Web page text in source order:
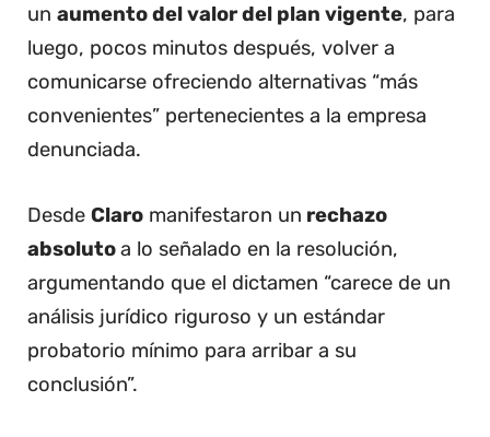
un aumento del valor del plan vigente, para
luego, pocos minutos después, volver a
comunicarse ofreciendo alternativas “más
convenientes” pertenecientes a la empresa
denunciada.
Desde Claro manifestaron un rechazo
absolutoa lo señalado en la resolución,
argumentando que el dictamen “carece de un
análisis jurídico riguroso y un estándar
probatorio mínimo para arribar a su
conclusión”.